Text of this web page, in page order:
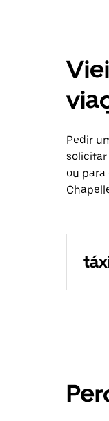
Pedir
solicitar
ou para